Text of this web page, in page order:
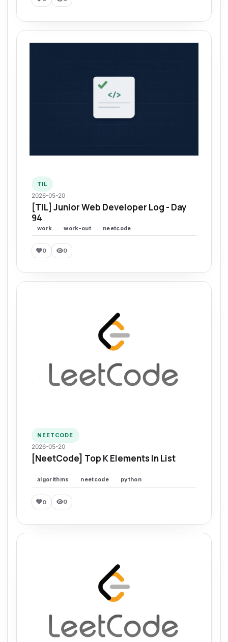
TIL
2026-05-20
[TIL] Junior Web Developer Log - Day
94
work work-out neetcode
0 0
NEETCODE
2026-05-20
[NeetCode] Top K Elements In List
algorithms neetcode python
0 0